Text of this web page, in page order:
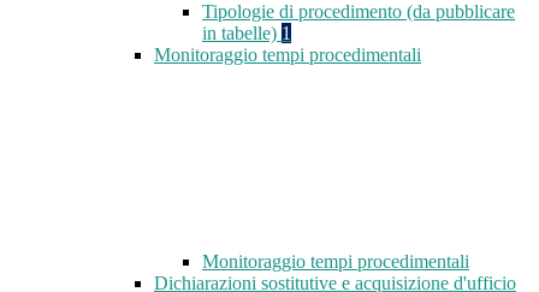
Tipologie di procedimento (da pubblicare
in tabelle) 1
Monitoraggio tempi procedimentali
Monitoraggio tempi procedimentali
Dichiarazioni sostitutive e acquisizione d'ufficio